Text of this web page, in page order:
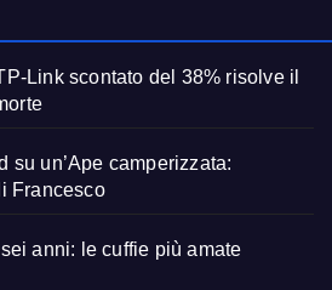
Link scontato del 38% risolve il
su un’Ape camperizzata:
Francesco
anni: le cuffie più amate